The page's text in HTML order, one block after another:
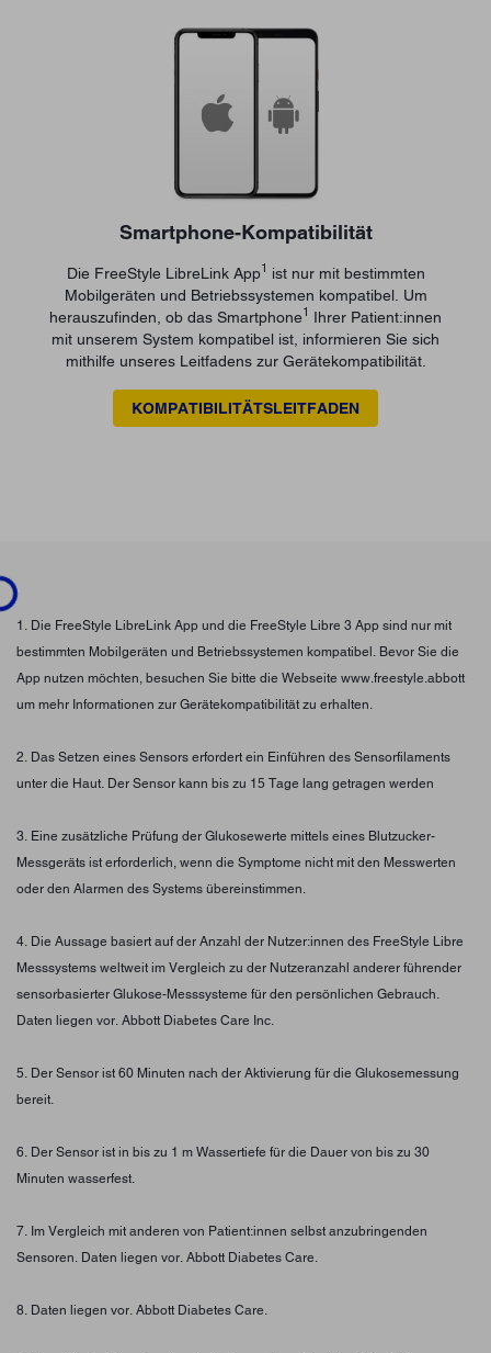
Smartphone-Kompatibilität
Die FreeStyle LibreLink App1 ist nur mit bestimmten
Mobilgeräten und Betriebssystemen kompatibel. Um
herauszufinden, ob das Smartphone1 Ihrer Patient:innen
mit unserem System kompatibel ist, informieren Sie sich
mithilfe unseres Leitfadens zur Gerätekompatibilität.
KOMPATIBILITÄTSLEITFADEN
1. Die FreeStyle LibreLink App und die FreeStyle Libre 3 App sind nur mit
bestimmten Mobilgeräten und Betriebssystemen kompatibel. Bevor Sie die
App nutzen möchten, besuchen Sie bitte die Webseite www.freestyle.abbott
um mehr Informationen zur Gerätekompatibilität zu erhalten.
2. Das Setzen eines Sensors erfordert ein Einführen des Sensorfilaments
unter die Haut. Der Sensor kann bis zu 15 Tage lang getragen werden
3. Eine zusätzliche Prüfung der Glukosewerte mittels eines Blutzucker-
Messgeräts ist erforderlich, wenn die Symptome nicht mit den Messwerten
oder den Alarmen des Systems übereinstimmen.
4. Die Aussage basiert auf der Anzahl der Nutzer:innen des FreeStyle Libre
Messsystems weltweit im Vergleich zu der Nutzeranzahl anderer führender
sensorbasierter Glukose-Messsysteme für den persönlichen Gebrauch.
Daten liegen vor. Abbott Diabetes Care Inc.
5. Der Sensor ist 60 Minuten nach der Aktivierung für die Glukosemessung
bereit.
6. Der Sensor ist in bis zu 1 m Wassertiefe für die Dauer von bis zu 30
Minuten wasserfest.
7. Im Vergleich mit anderen von Patient:innen selbst anzubringenden
Sensoren. Daten liegen vor. Abbott Diabetes Care.
8. Daten liegen vor. Abbott Diabetes Care.